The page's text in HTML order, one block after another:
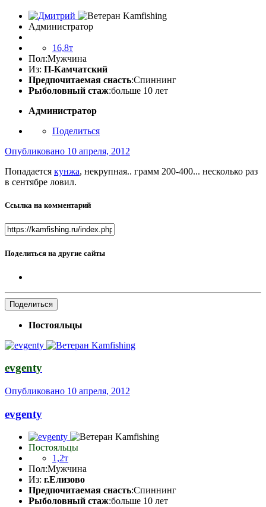
Администратор
16,8т
Пол:Мужчина
Из: П-Камчатский
Предпочитаемая снасть:Спиннинг
Рыболовный стаж:больше 10 лет
Администратор
Поделиться
Опубликовано 10 апреля, 2012
Попадается кунжа, некрупная.. грамм 200-400... несколько раз
в сентябре ловил.
Ссылка на комментарий
Поделиться на другие сайты
Поделиться
Постояльцы
evgenty
Опубликовано 10 апреля, 2012
evgenty
Постояльцы
1,2т
Пол:Мужчина
Из: г.Елизово
Предпочитаемая снасть:Спиннинг
Рыболовный стаж:больше 10 лет